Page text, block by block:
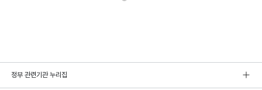
정부 관련기관 누리집